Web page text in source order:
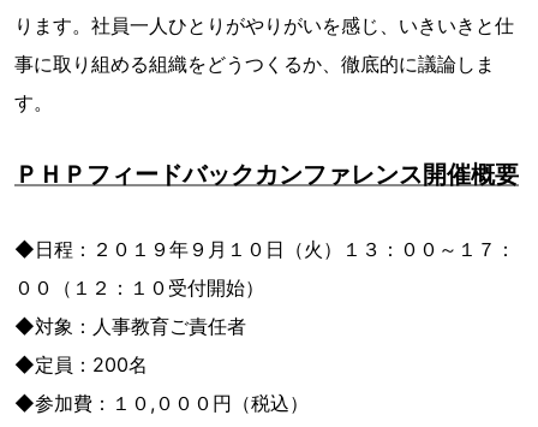
ります。社員一人ひとりがやりがいを感じ、いきいきと仕
事に取り組める組織をどうつくるか、徹底的に議論しま
す。
ＰＨＰフィードバックカンファレンス開催概要
◆日程：２０１９年９月１０日（火）１３：００～１７：
００（１２：１０受付開始）
◆対象：人事教育ご責任者
◆定員：200名
◆参加費：１０,０００円（税込）